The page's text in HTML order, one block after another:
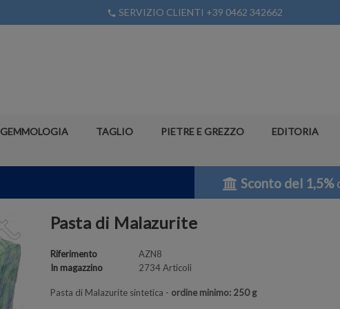
phone SERVIZIO CLIENTI +39 0462 342662
GEMMOLOGIA TAGLIO PIETRE E GREZZO EDITORIA
Sconto del 1,5%
Pasta di Malazurite
Riferimento
AZN8
In magazzino
2734 Articoli
Pasta di Malazurite sintetica - ordine minimo: 250 g